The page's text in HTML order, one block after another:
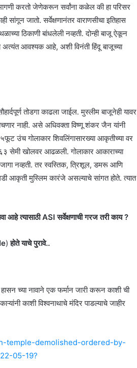
मागणी करतो जेणेकरून सर्वांना कळेल की हा परिसर
जातो. सर्वेक्षणानंतर वाराणसीचा इतिहास
ठिकाणी बांधलेली नव्हती. दोन्ही बाजू ऐकून
अत्यंत आवश्यक आहे, अशी विनंती हिंदू बाजूच्या
तोडगा काढला जाईल. मुस्लीम बाजूनेही यावर
नाही. असे अधिवक्ता विष्णू शंकर जैन यांनी
उंच गोलाकार शिवलिंगासारख्या आकृतीच्या वर
सेमी खोलवर आढळली. गोलाकार आकाराच्या
नव्हती. तर स्वस्तिक, त्रिशूल, डमरू आणि
आकृती मुस्लिम कारंजे असल्याचे सांगत होते. त्यात
आहे त्यासाठी ASI सर्वेक्षणाची गरज तरी काय ?
)होते याचे पुरावे..
च्या नावाने एक फर्मान जारी करून काशी ची
काशी विश्वनाथाचे मंदिर पाडल्याचे जाहीर
temple-demolished-ordered-by-
05-19?